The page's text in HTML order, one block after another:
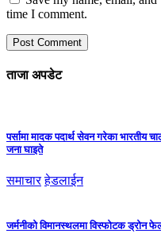
time I comment.
ताजा अपडेट
पर्सामा मादक पदार्थ सेवन गरेका भारतीय
जना घाइते
समाचार हेडलाईन
जर्मनीको विमानस्थलमा विस्फोटक ड्रोन